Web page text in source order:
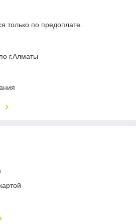
только по предоплате.
г.Алматы